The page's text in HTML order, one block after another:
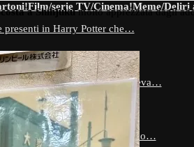
Film/serie TV/Cinema!Meme/Deliri
presenti in Harry Potter che…
che persino Megatron temeva…
ANIME SUL CALCIO ? Diamo…
a Shinjukumolto apprezzata dagli